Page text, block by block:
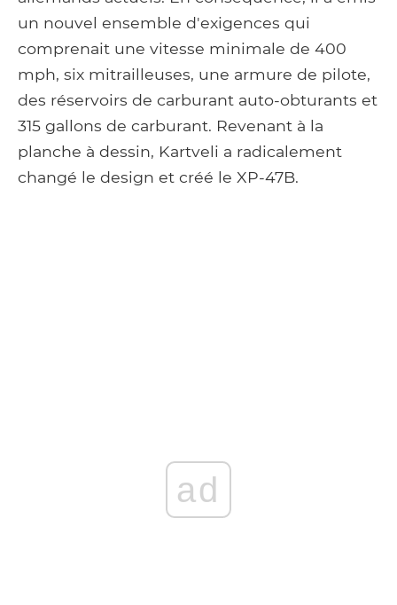
un nouvel ensemble d'exigences qui
comprenait une vitesse minimale de 400
mph, six mitrailleuses, une armure de pilote,
des réservoirs de carburant auto-obturants et
315 gallons de carburant. Revenant à la
planche à dessin, Kartveli a radicalement
changé le design et créé le XP-47B.
ad